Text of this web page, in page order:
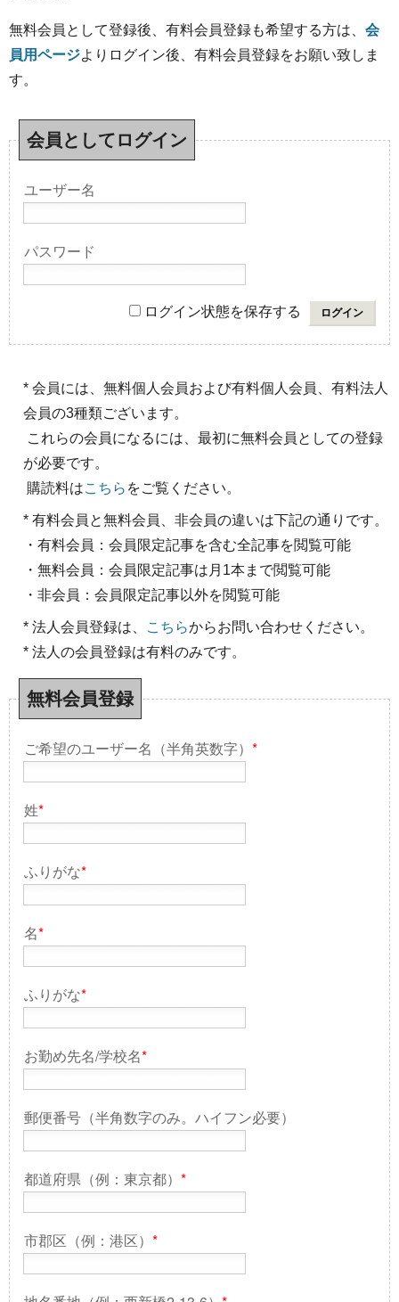
無料会員として登録後、有料会員登録も希望する方は、 会
員用ページよりログイン後、有料会員登録をお願い致しま
す。
会員としてログイン
ユーザー名
パスワード
ログイン状態を保存する
* 会員には、無料個人会員および有料個人会員、有料法人
会員の3種類ございます。
これらの会員になるには、最初に無料会員としての登録
が必要です。
購読料はこちら をご覧ください。
* 有料会員と無料会員、非会員の違いは下記の通りです。
・有料会員：会員限定記事を含む全記事を閲覧可能
・無料会員：会員限定記事は月1本まで閲覧可能
・非会員：会員限定記事以外を閲覧可能
* 法人会員登録は、 こちらからお問い合わせください。
* 法人の会員登録は有料のみです。
無料会員登録
ご希望のユーザー名（半角英数字） *
姓*
ふりがな*
名*
ふりがな*
お勤め先名/学校名*
郵便番号（半角数字のみ。ハイフン必要）
都道府県（例：東京都） *
市郡区（例：港区） *